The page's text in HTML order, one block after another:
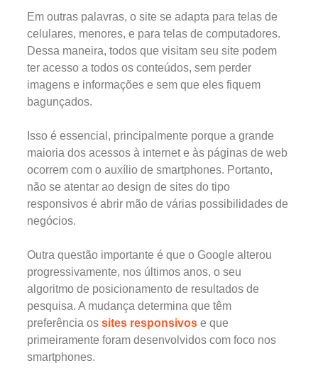
Em outras palavras, o site se adapta para telas de
celulares, menores, e para telas de computadores.
Dessa maneira, todos que visitam seu site podem
ter acesso a todos os conteúdos, sem perder
imagens e informações e sem que eles fiquem
bagunçados.
Isso é essencial, principalmente porque a grande
maioria dos acessos à internet e às páginas de web
ocorrem com o auxílio de smartphones. Portanto,
não se atentar ao design de sites do tipo
responsivos é abrir mão de várias possibilidades de
negócios.
Outra questão importante é que o Google alterou
progressivamente, nos últimos anos, o seu
algoritmo de posicionamento de resultados de
pesquisa. A mudança determina que têm
preferência os sites responsivos e que
primeiramente foram desenvolvidos com foco nos
smartphones.